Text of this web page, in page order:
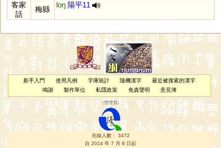
客家
話
梅縣
loŋ 陽平11
新手入門 使用凡例 字庫統計 隨機漢字
最近被搜索的漢字
鳴謝
製作單位 私隱政策 免責聲明 意見簿
（管理員 ）
在線人數： 3472
自 2014 年 7 月 8 日起